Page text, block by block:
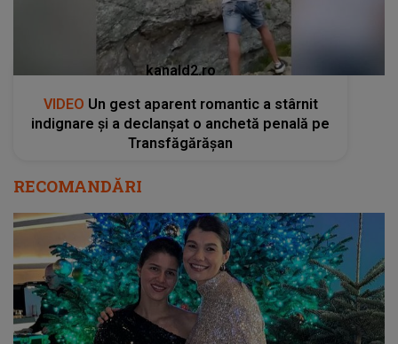
kanald2.ro
VIDEO Un gest aparent romantic a stârnit
indignare și a declanșat o anchetă penală pe
Transfăgărășan
RECOMANDĂRI